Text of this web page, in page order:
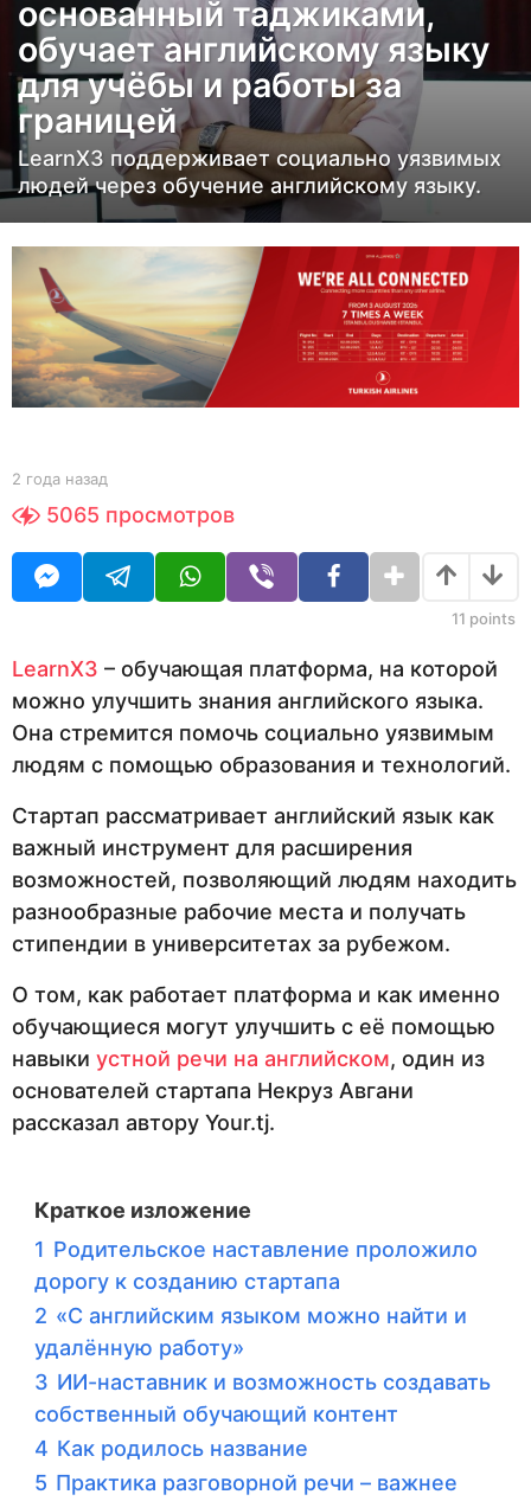
а
н
а
з
а
д
г
д
а
н
а
основанный таджиками,
обучает английскому языку
для учёбы и работы за
границей
LearnX3 поддерживает социально уязвимых
людей через обучение английскому языку.
b
Y
2 года назад
о
а
н
5065 просмотров
11 points
LearnX3 – обучающая платформа, на которой
можно улучшить знания английского языка.
Она стремится помочь социально уязвимым
людям с помощью образования и технологий.
Стартап рассматривает английский язык как
важный инструмент для расширения
возможностей, позволяющий людям находить
разнообразные рабочие места и получать
стипендии в университетах за рубежом.
О том, как работает платформа и как именно
обучающиеся могут улучшить с её помощью
навыки устной речи на английском, один из
основателей стартапа Некруз Авгани
рассказал автору Your.tj.
Краткое изложение
1 Родительское наставление проложило
дорогу к созданию стартапа
2 «С английским языком можно найти и
удалённую работу»
3 ИИ-наставник и возможность создавать
собственный обучающий контент
4 Как родилось название
5 Практика разговорной речи – важнее